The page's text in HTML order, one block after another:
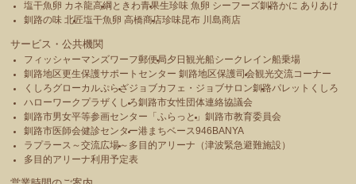
塩干魚卵 カネ龍高綱 ときわ青果生珍味 魚卵 シーフーズ釧路かに ありあけ
釧路の味 北匠塩干魚卵 高橋商店珍味昆布 川島商店
サービス・公共機関
フィッシャーマンズワーフ郵便局夕日観光船シークレイン船乗場
釧路地区更生保護サポートセンター 釧路地区保護司会観光交流コーナー
くしろグローカルぷらざジョブカフェ・ジョブサロン釧路パレットくしろ
ハローワークプラザくしろ釧路市女性団体連絡協議会
釧路市男女平等参画センター「ふらっと」釧路市教育委員会
釧路市医師会健診センター港まちベース946BANYA
ラプラース～交流広場～ 多目的アリーナ（津波緊急避難施設）
多目的アリーナ利用予定表